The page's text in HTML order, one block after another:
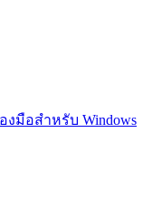
มือสำหรับ Windows